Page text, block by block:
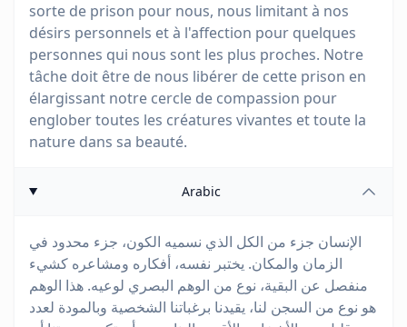
sorte de prison pour nous, nous limitant à nos
désirs personnels et à l'affection pour quelques
personnes qui nous sont les plus proches. Notre
tâche doit être de nous libérer de cette prison en
élargissant notre cercle de compassion pour
englober toutes les créatures vivantes et toute la
nature dans sa beauté.
Arabic
الإنسان جزء من الكل الذي نسميه الكون، جزء محدود في
الزمان والمكان. يختبر نفسه، أفكاره ومشاعره كشيء
منفصل عن البقية، نوع من الوهم البصري لوعيه. هذا الوهم
هو نوع من السجن لنا، يقيدنا برغباتنا الشخصية وبالمودة لعدد